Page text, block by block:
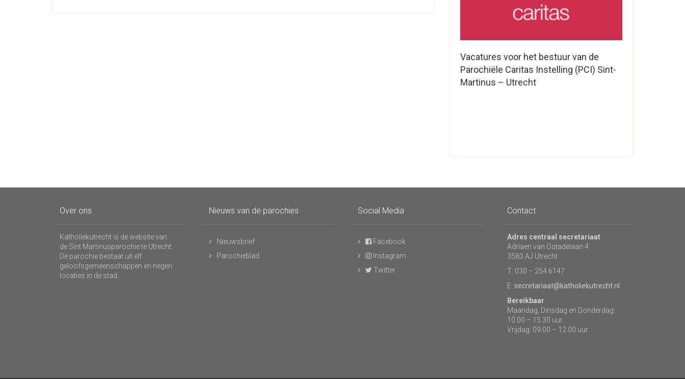
Vacatures voor het bestuur van de
Parochiële Caritas Instelling (PCI) Sint-
Martinus – Utrecht
Over ons
Katholiekutrecht is de website van
de Sint Martinusparochie te Utrecht.
De parochie bestaat uit elf
geloofsgemeenschappen en negen
locaties in de stad.
Nieuws van de parochies
Nieuwsbrief
Parochieblad
Social Media
Facebook
Instagram
Twitter
Contact
Adres centraal secretariaat
Adriaen van Ostadelaan 4
3583 AJ Utrecht
T: 030 – 254 6147
E: secretariaat@katholiekutrecht.nl
Bereikbaar
Maandag, Dinsdag en Donderdag:
10.00 – 15.30 uur
Vrijdag: 09.00 – 12.00 uur